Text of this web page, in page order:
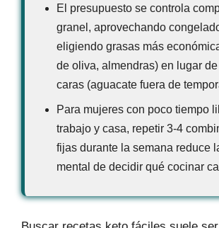
El presupuesto se controla
granel, aprovechando
eligiendo grasas más
de oliva, almendras) en lugar
caras (aguacate fuera de
Para mujeres con poco tiempo
trabajo y casa, repetir 3-4
fijas durante la semana reduce
mental de decidir qué cocinar